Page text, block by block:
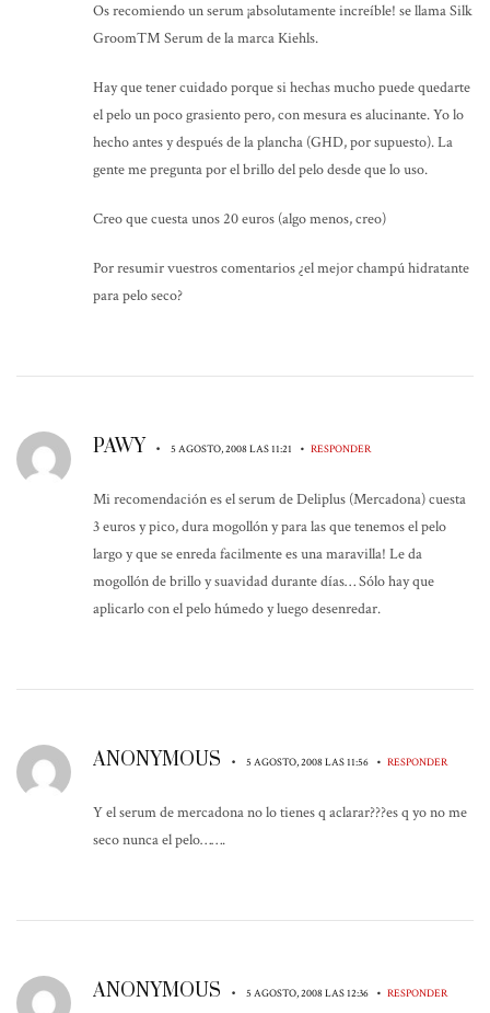
Os recomiendo un serum ¡absolutamente increíble! se llama Silk
Groom™ Serum de la marca Kiehls.
Hay que tener cuidado porque si hechas mucho puede quedarte
el pelo un poco grasiento pero, con mesura es alucinante. Yo lo
hecho antes y después de la plancha (GHD, por supuesto). La
gente me pregunta por el brillo del pelo desde que lo uso.
Creo que cuesta unos 20 euros (algo menos, creo)
Por resumir vuestros comentarios ¿el mejor champú hidratante
para pelo seco?
PAWY • 5 AGOSTO, 2008 LAS 11:21 • RESPONDER
Mi recomendación es el serum de Deliplus (Mercadona) cuesta
3 euros y pico, dura mogollón y para las que tenemos el pelo
largo y que se enreda facilmente es una maravilla! Le da
mogollón de brillo y suavidad durante días… Sólo hay que
aplicarlo con el pelo húmedo y luego desenredar.
ANONYMOUS • 5 AGOSTO, 2008 LAS 11:56 • RESPONDER
Y el serum de mercadona no lo tienes q aclarar???es q yo no me
seco nunca el pelo…….
ANONYMOUS • 5 AGOSTO, 2008 LAS 12:36 • RESPONDER